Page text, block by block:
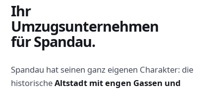
Ihr
Umzugsunternehmen
für Spandau.
Spandau hat seinen ganz eigenen Charakter: die
historischeAltstadt mit engen Gassen und